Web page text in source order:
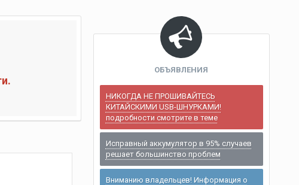
ОБЪЯВЛЕНИЯ
НИКОГДА НЕ ПРОШИВАЙТЕСЬ
КИТАЙСКИМИ USB-ШНУРКАМИ!
подробности смотрите в теме
Исправный аккумулятор в 95% случаев
решает большинство проблем
Вниманию владельцев! Информация о